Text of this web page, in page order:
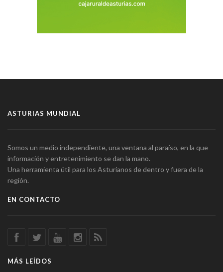
ASTURIAS MUNDIAL
Somos un medio independiente, una ventana al paraíso, en la que
información y entretenimiento se dan la mano.
Una herramienta útil para los Asturianos de dentro y fuera de la
región.
EN CONTACTO
MÁS LEÍDOS